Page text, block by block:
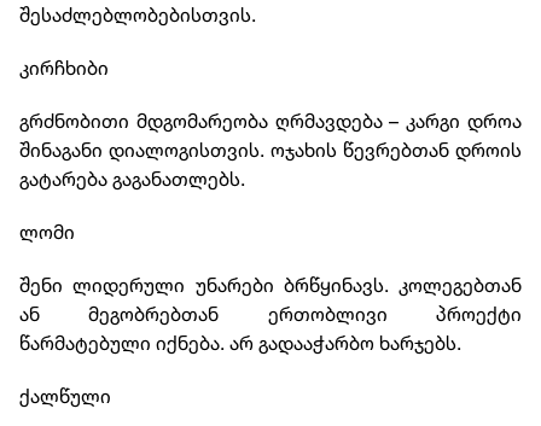
შესაძლებლობებისთვის.
კირჩხიბი
გრძნობითი მდგომარეობა ღრმავდება – კარგი დროა
შინაგანი დიალოგისთვის. ოჯახის წევრებთან დროის
გატარება გაგანათლებს.
ლომი
შენი ლიდერული უნარები ბრწყინავს. კოლეგებთან
ან მეგობრებთან ერთობლივი პროექტი
წარმატებული იქნება. არ გადააჭარბო ხარჯებს.
ქალწული